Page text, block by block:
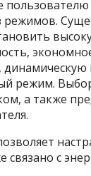
динамическую
режим.
а также
связано с